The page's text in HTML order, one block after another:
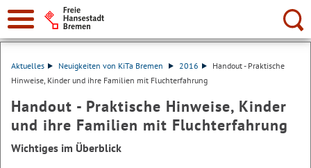
Suche:
Aktuelles Neuigkeiten von KiTa Bremen 2016
Handout - Praktische
Hinweise, Kinder und ihre Familien mit Fluchterfahrung
Handout - Praktische Hinweise, Kinder
und ihre Familien mit Fluchterfahrung
Wichtiges im Überblick